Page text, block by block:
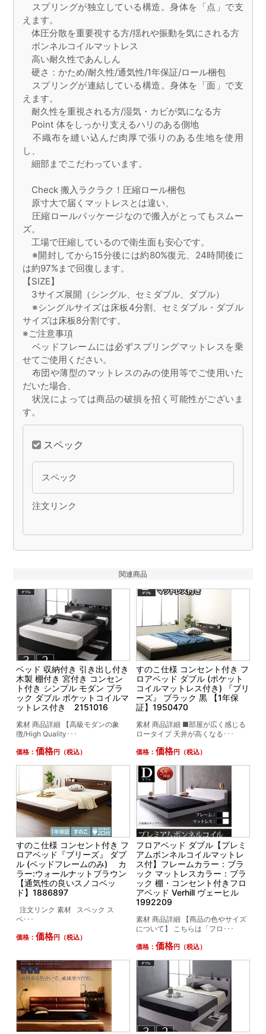
スプリングが独立している構造。身体を「点」で支
えます。
体圧分散を重要視する方/揺れや振動を気にされる方
ボンネルコイルマットレス
高い耐久性であんしん
硬さ：かため/耐久性/通気性/1年保証/ロール梱包
スプリングが連結している構造。身体を「面」で支
えます。
耐久性を重視される方/湿気・カビが気になる方
Point 体をしっかり支えるハリのある側地
不織布を縫い込んだ肉厚で張りのある生地を使用
し、
細部までこだわっています。
Check 搬入ラクラク！圧縮ロール梱包
原寸大で届くマットレスとは違い、
圧縮ロールパッケージなので搬入がとってもスムー
ズ。
工場で圧縮しているので衛生面も安心です。
※開封してから15分後には約80%復元、24時間後に
は約97%まで回復します。
【SIZE】
3サイズ展開（シングル、セミダブル、ダブル）
※シングルサイズは床板4分割、セミダブル・ダブル
サイズは床板8分割です。
※ご注意事項
ベッドフレームには必ずスプリングマットレスを乗
せてご使用ください。
布団や薄型のマットレスのみの使用等でご使用いた
だいた場合、
状況によっては商品の破損を招く可能性がございま
す。
スペック
スペック
注文リンク
関連商品
ベッド 収納付き 引き出し付き
木製 棚付き 宮付き コンセン
ト付き シンプル モダン ブラ
ック ダブル ポケットコイルマ
ットレス付き 2151016
素材 商品詳細 【高級モダンの象
徴/High Quality･･･
価格：価格円（税込）
すのこ仕様 コンセント付き フ
ロアベッド ダブル (ポケット
コイルマットレス付き) 『ブリ
ーズ』 ブラック 黒 【1年保
証】1950470
素材 商品詳細 ■部屋が広く感じる
ロータイプ 天井が高くなる･･･
価格： 価格円（税込）
すのこ仕様 コンセント付き フ
ロアベッド『ブリーズ』 ダブ
ル (ベッドフレームのみ) カ
ラー:ウォールナットブラウン
【通気性の良いスノコベッ
ド】1886897
注文リンク 素材 スペック ス
ペ･･･
価格：価格円（税込）
フロアベッド ダブル【プレミ
アムボンネルコイルマットレ
ス付】フレームカラー：ブラ
ック マットレスカラー：ブラ
ック 棚・コンセント付きフロ
アベッド Verhill ヴェーヒル
1992209
素材 商品詳細 【商品の色やサイズ
について】 こちらは「フロ･･･
価格： 価格円（税込）